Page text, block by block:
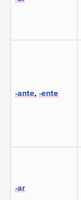
-ante,-ente
-ar